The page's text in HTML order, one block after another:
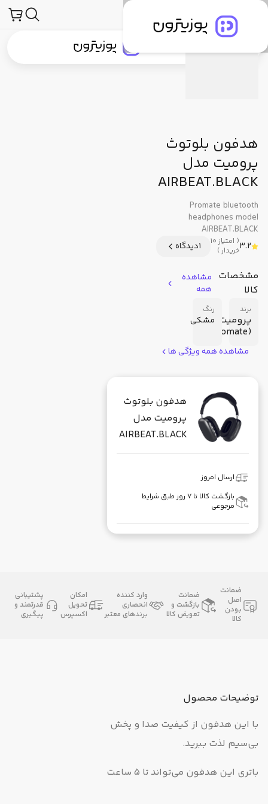
جستجو در
هدفون و هدست هدفون، هدست و هندزفری
هدفون بلوتوث
پرومیت مدل
AIRBEAT.BLACK
Promate bluetooth
headphones model
AIRBEAT.BLACK
3.2
( امتیاز 10
خریدار)
1دیدگاه
مشخصات
کالا
مشاهده
همه
برند
پرومیت
(Promate)
رنگ
مشکی
مشاهده همه ویژگی ها
هدفون بلوتوث
پرومیت مدل
AIRBEAT.BLACK
ارسال امروز
بازگشت کالا تا ۷ روز طبق شرایط
مرجوعی
ضمانت
اصل
بودن
کالا
ضمانت
بازگشت و
تعویض کالا
وارد کننده
انحصاری
برندهای معتبر
امکان
تحویل
اکسپرس
پشتیبانی
قدرتمند و
پیگیری
توضیحات محصول دیدگاه کاربران
توضیحات محصول
با این هدفون از کیفیت صدا و پخش
بی‌سیم لذت ببرید.
باتری این هدفون می‌تواند تا 5 ساعت